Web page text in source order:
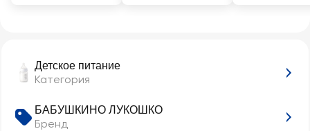
Детское питание
Категория
БАБУШКИНО ЛУКОШКО
Бренд